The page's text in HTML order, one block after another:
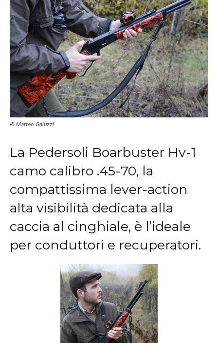
© Matteo Galuzzi
La Pedersoli Boarbuster Hv-1
camo calibro .45-70, la
compattissima lever-action
alta visibilità dedicata alla
caccia al cinghiale, è l’ideale
per conduttori e recuperatori.